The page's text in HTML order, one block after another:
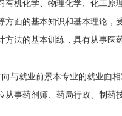
有机化学、物理化学、化工原
方面的基本知识和基本理论
方法的基本训练，具有从事医
与就业前景本专业的就业面
事药剂师、药局行政、制药